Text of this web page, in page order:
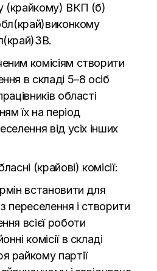
(крайкому) ВКП (б)
комісіям створити
в складі 5–8 осіб
області
їх на період
від усіх інших
(крайові) комісії:
встановити для
переселення і створити
всієї роботи
комісії в складі
райкому партії